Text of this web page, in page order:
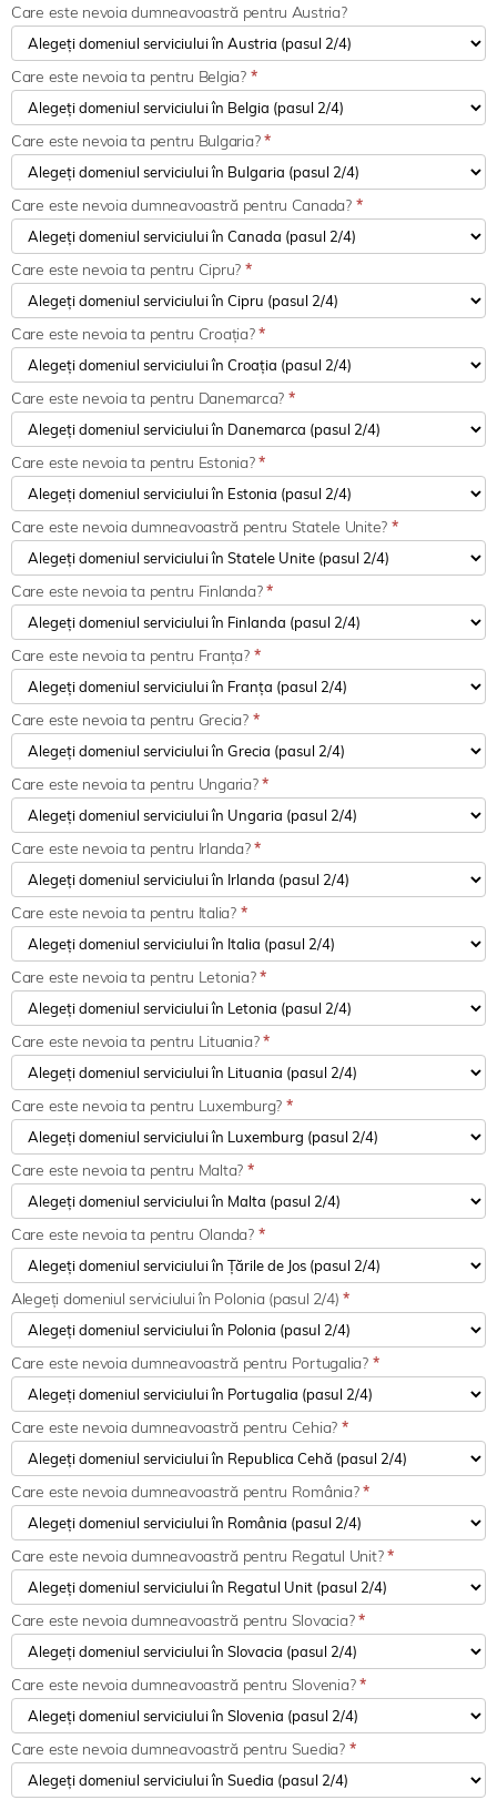
Care este nevoia dumneavoastră pentru Austria?
Care este nevoia ta pentru Belgia? *
Care este nevoia ta pentru Bulgaria?*
Care este nevoia dumneavoastră pentru Canada? *
Care este nevoia ta pentru Cipru? *
Care este nevoia ta pentru Croația?*
Care este nevoia ta pentru Danemarca? *
Care este nevoia ta pentru Estonia?*
Care este nevoia dumneavoastră pentru Statele Unite? *
Care este nevoia ta pentru Finlanda?*
Care este nevoia ta pentru Franța? *
Care este nevoia ta pentru Grecia? *
Care este nevoia ta pentru Ungaria?*
Care este nevoia ta pentru Irlanda?*
Care este nevoia ta pentru Italia? *
Care este nevoia ta pentru Letonia?*
Care este nevoia ta pentru Lituania?*
Care este nevoia ta pentru Luxemburg? *
Care este nevoia ta pentru Malta? *
Care este nevoia ta pentru Olanda? *
Alegeți domeniul serviciului în Polonia (pasul 2/4) *
Care este nevoia dumneavoastră pentru Portugalia? *
Care este nevoia dumneavoastră pentru Cehia? *
Care este nevoia dumneavoastră pentru România?*
Care este nevoia dumneavoastră pentru Regatul Unit?*
Care este nevoia dumneavoastră pentru Slovacia?*
Care este nevoia dumneavoastră pentru Slovenia?*
Care este nevoia dumneavoastră pentru Suedia? *